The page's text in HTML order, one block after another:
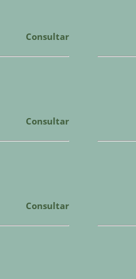
Consultar
Consultar
Consultar